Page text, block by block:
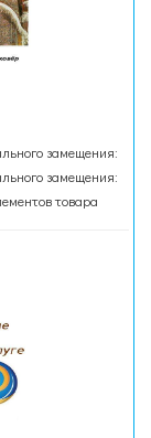
замещения:
замещения:
товара